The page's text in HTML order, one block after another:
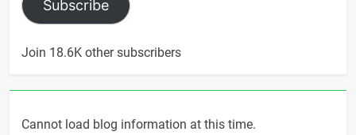
Subscribe
Join 18.6K other subscribers
Cannot load blog information at this time.